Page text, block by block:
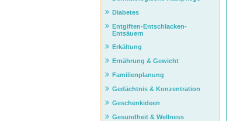
Diabetes
Entgiften-Entschlacken-
Entsäuern
Erkältung
Ernährung & Gewicht
Familienplanung
Gedächtnis & Konzentration
Geschenkideen
Gesundheit & Wellness